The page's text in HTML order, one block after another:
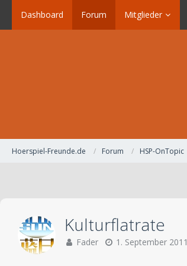
Dashboard Forum Mitglieder
Hoerspiel-Freunde.de Forum HSP-OnTopic
Kulturflatrate
Fader 1. September 2011